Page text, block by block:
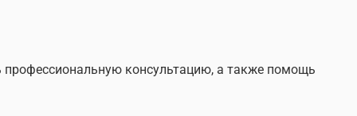
TOR – это сочетание современных
и простоты использования своего
профессиональную консультацию, а также помощь